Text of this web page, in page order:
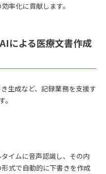
率化に貢献します。
による医療文書作成
生成など、記録業務を支援す
イムに音声認識し、その内
式で自動的に下書きを作成